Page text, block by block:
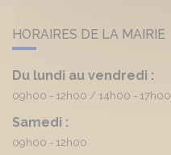
HORAIRES DE LA MAIRIE
Du lundi au vendredi :
09h00 - 12h00 14h00 - 17h00
Samedi :
09h00 - 12h00